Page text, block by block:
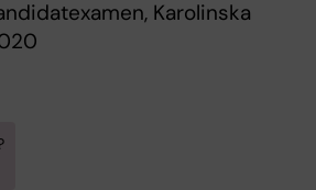
Karolinska